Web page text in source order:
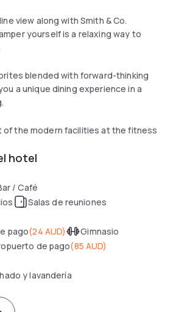
view along with Smith & Co.
yourself is a relaxing way to
blended with forward-thinking
a unique dining experience in a
of the modern facilities at the fitness
hotel
/ Café
Salas de reuniones
pago(24 AUD)
Gimnasio
de pago(85 AUD)
y lavandería